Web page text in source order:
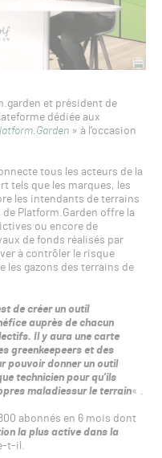
et président de
dédiée aux
» à l’occasion
tous les acteurs de la
tels que les marques, les
les intendants de terrains
Platform.Garden offre la
ou encore de
de fonds réalisés par
à contrôler le risque
les gazons des terrains de
de créer un outil
auprès de chacun
Il y aura une carte
greenkeepeers et des
pouvoir donner un outil
technicien pour qu’ils
maladiessur le terrain« .
abonnés en 6 mois dont
la plus active dans la
t-il.